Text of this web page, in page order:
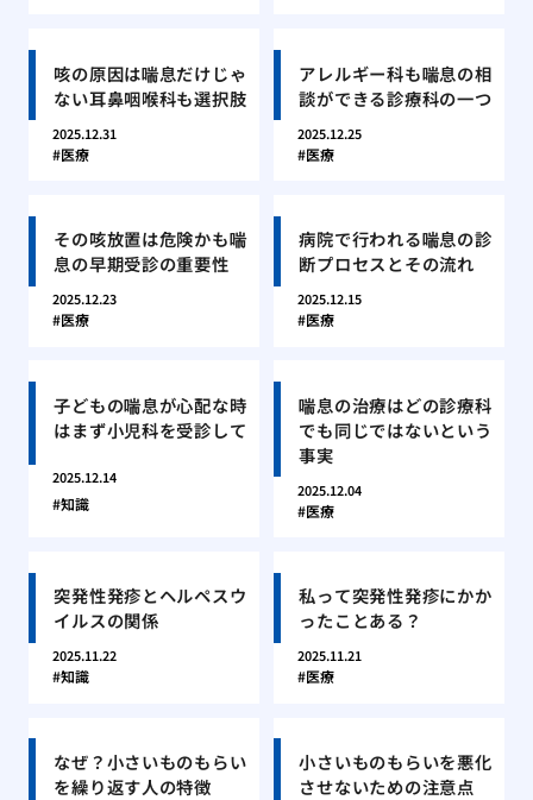
咳の原因は喘息だけじゃ
ない耳鼻咽喉科も選択肢
2025.12.31
医療
アレルギー科も喘息の相
談ができる診療科の一つ
2025.12.25
医療
その咳放置は危険かも喘
息の早期受診の重要性
2025.12.23
医療
病院で行われる喘息の診
断プロセスとその流れ
2025.12.15
医療
子どもの喘息が心配な時
はまず小児科を受診して
2025.12.14
知識
喘息の治療はどの診療科
でも同じではないという
事実
2025.12.04
医療
突発性発疹とヘルペスウ
イルスの関係
2025.11.22
知識
私って突発性発疹にかか
ったことある？
2025.11.21
医療
なぜ？小さいものもらい
を繰り返す人の特徴
小さいものもらいを悪化
させないための注意点